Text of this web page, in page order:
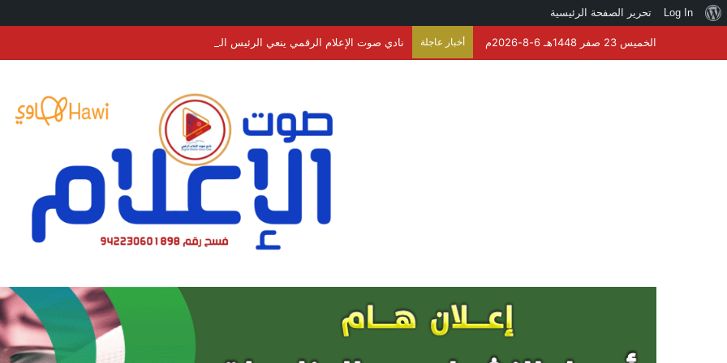
نبذة
ووردبريس
Log In تحرير الصفحة الرئيسية
الخميس 23 صفر 1448هـ 6-8-2026م أخبار عاجلة نادي صوت الإعلام الرقمي ينعي الرئيس السابق لنادي التضامن برفحاء